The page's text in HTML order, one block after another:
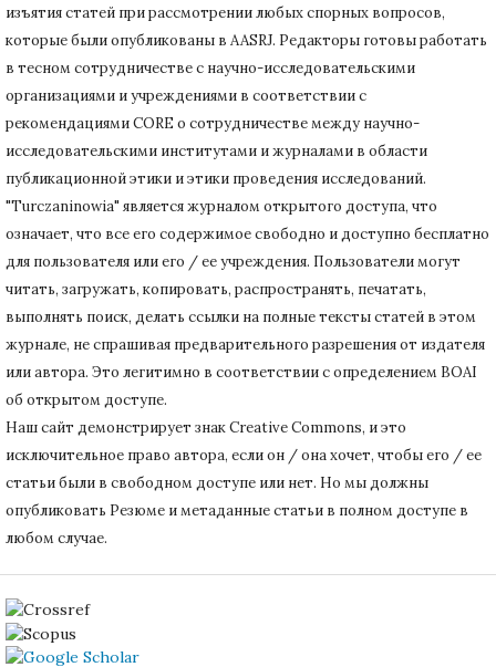
изъятия статей при рассмотрении любых спорных вопросов,
которые были опубликованы в AASRJ. Редакторы готовыработать
в тесном сотрудничестве с научно-исследовательскими
организациями и учреждениями в соответствии с
рекомендациями CORE о сотрудничестве между научно-
исследовательскими институтами и журналами в области
публикационной этики и этики проведения исследований.
"Turczaninowia" является журналом открытого доступа, что
означает, что все его содержимое свободно и доступно бесплатно
для пользователя или его / ее учреждения. Пользователи могут
читать, загружать, копировать, распространять, печатать,
выполнять поиск, делать ссылки на полные тексты статей в этом
журнале, не спрашивая предварительного разрешения от издателя
или автора. Это легитимно в соответствии с определением BOAI
об открытом доступе.
Наш сайт демонстрирует знак Creative Commons, и это
исключительное право автора, если он / она хочет, чтобы его / ее
статьи были в свободном доступе или нет. Но мы должны
опубликовать Резюме и метаданные статьи в полном доступе в
любом случае.